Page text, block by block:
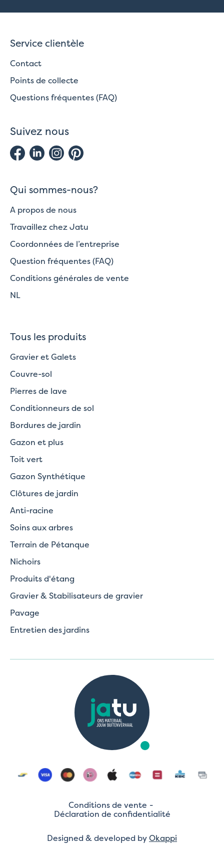
Service clientèle
Contact
Points de collecte
Questions fréquentes (FAQ)
Suivez nous
Qui sommes-nous?
A propos de nous
Travaillez chez Jatu
Coordonnées de l’entreprise
Question fréquentes (FAQ)
Conditions générales de vente
NL
Tous les produits
Gravier et Galets
Couvre-sol
Pierres de lave
Conditionneurs de sol
Bordures de jardin
Gazon et plus
Toit vert
Gazon Synthétique
Clôtures de jardin
Anti-racine
Soins aux arbres
Terrain de Pétanque
Nichoirs
Produits d'étang
Gravier & Stabilisateurs de gravier
Pavage
Entretien des jardins
Conditions de vente
Déclaration de confidentialité
Designed & developed byOkappi